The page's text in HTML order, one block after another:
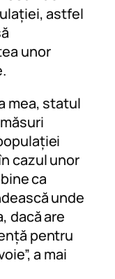
astfel
unor
mea, statul
cazul unor
ca
unde
dacă are
pentru
a mai